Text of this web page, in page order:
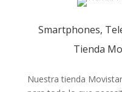
Smartphones,
Tienda
Nuestra tienda